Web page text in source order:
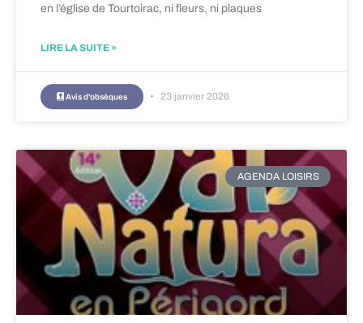
en l’église de Tourtoirac, ni fleurs, ni plaques
LIRE LA SUITE »
Avis d'obsèques 23 janvier 2026
AGENDA LOISIRS